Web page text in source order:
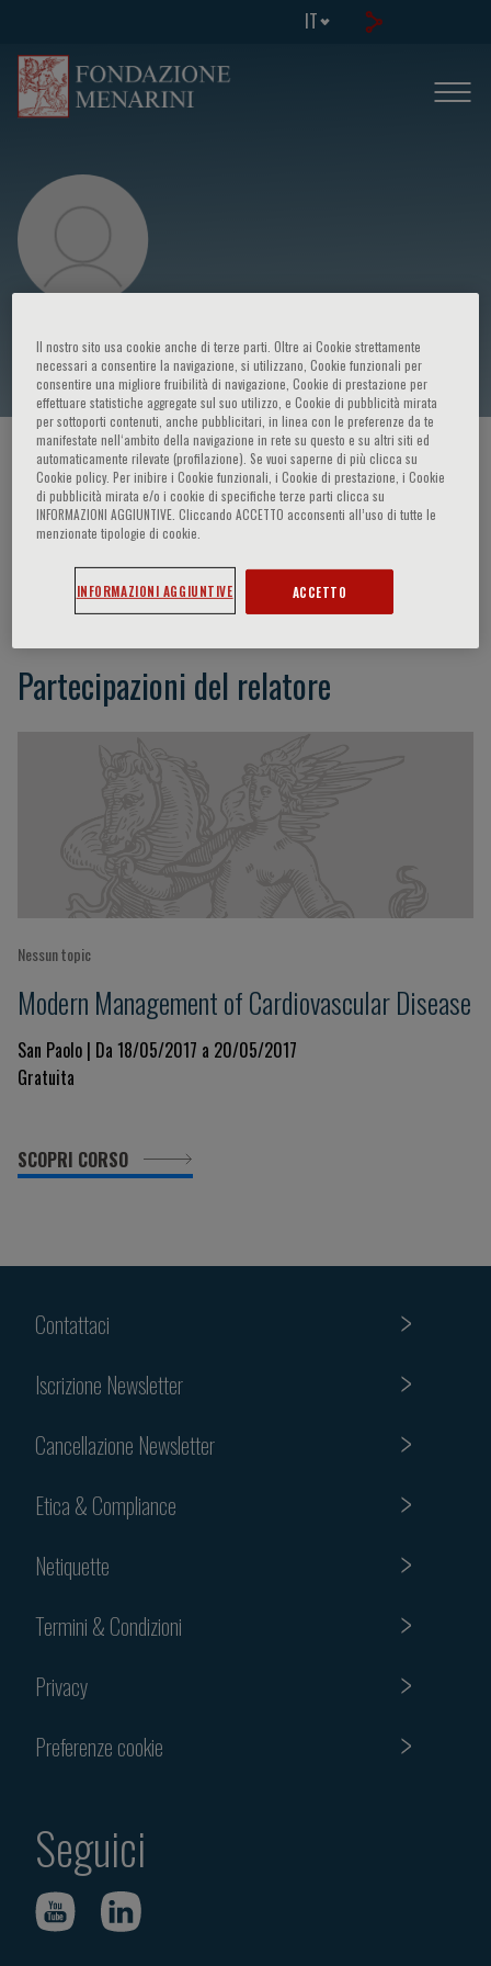
IT
Ibraim Masciarelli Pinto
HOME PAGE / CORSI ED EVENTI / RELATORE
Ibraim Masciarelli Pinto
Partecipazioni del relatore
Nessun topic
Modern Management of Cardiovascular Disease
San Paolo | Da 18/05/2017 a 20/05/2017
Gratuita
SCOPRI CORSO
Contattaci
Iscrizione Newsletter
Cancellazione Newsletter
Etica & Compliance
Netiquette
Termini & Condizioni
Privacy
Preferenze cookie
Seguici
Il nostro sito usa cookie anche di terze parti. Oltre ai Cookie strettamente
necessari a consentire la navigazione, si utilizzano, Cookie funzionali per
consentire una migliore fruibilità di navigazione, Cookie di prestazione per
effettuare statistiche aggregate sul suo utilizzo, e Cookie di pubblicità mirata
per sottoporti contenuti, anche pubblicitari, in linea con le preferenze da te
manifestate nell‘ambito della navigazione in rete su questo e su altri siti ed
automaticamente rilevate (profilazione). Se vuoi saperne di più clicca su
Cookie policy. Per inibire i Cookie funzionali, i Cookie di prestazione, i Cookie
di pubblicità mirata e/o i cookie di specifiche terze parti clicca su
INFORMAZIONI AGGIUNTIVE. Cliccando ACCETTO acconsenti all’uso di tutte le
menzionate tipologie di cookie.
INFORMAZIONI AGGIUNTIVE ACCETTO